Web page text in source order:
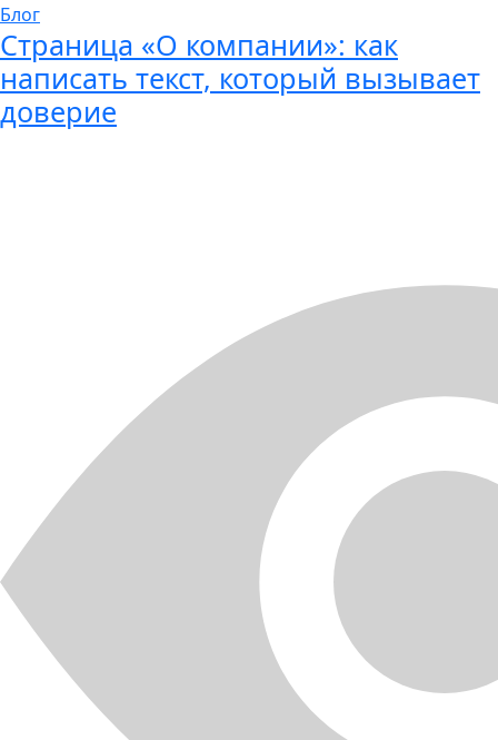
Блог
Страница «О компании»: как
написать текст, который вызывает
доверие